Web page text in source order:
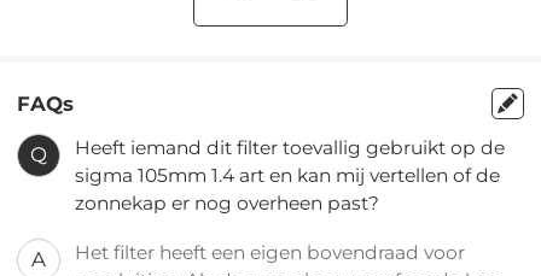
FAQs
Q
Heeft iemand dit filter toevallig gebruikt op de
sigma 105mm 1.4 art en kan mij vertellen of de
zonnekap er nog overheen past?
A
Het filter heeft een eigen bovendraad voor